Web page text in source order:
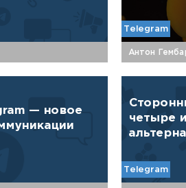
Telegram
Антон
— новое
четыре
Telegram